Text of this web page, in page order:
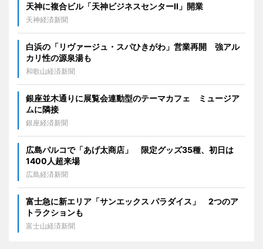
天神に複合ビル「天神ビジネスセンターII」開業
天神経済新聞
白浜の「リヴァージュ・スパひきがわ」営業再開 強アル
カリ性の源泉湯も
和歌山経済新聞
銀座並木通りに展覧会連動型のテーマカフェ ミュージア
ムに隣接
銀座経済新聞
広島パルコで「あげ太商店」 限定グッズ35種、初日は
1400人超来場
広島経済新聞
富士急に新エリア「サンエックス パラダイス」 2つのア
トラクションも
富士山経済新聞